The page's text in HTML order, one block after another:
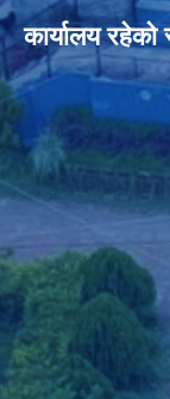
कार्यालय रहेको